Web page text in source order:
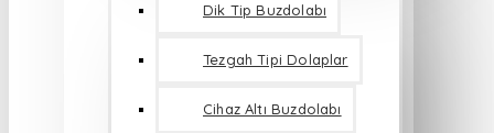
Dik Tip Buzdolabı
Tezgah Tipi Dolaplar
Cihaz Altı Buzdolabı